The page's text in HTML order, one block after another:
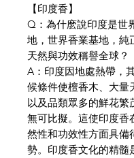
【印度香】
Q：為什麽說印度是世
地，世界香業基地，純
天然與功效稱譽全球？
A：印度因地處熱帶，
候條件使檀香木、大量
以及品類眾多的鮮花繁
無可比擬。這使印度香
然性和功效性方面具備
勢。印度香文化的精髓